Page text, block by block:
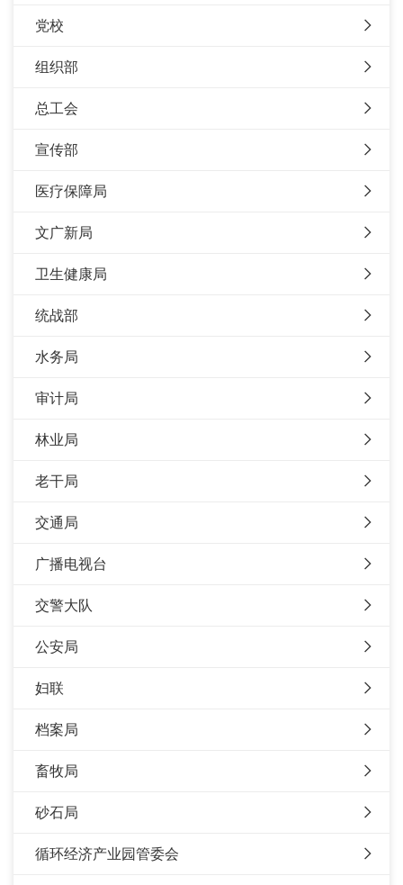
党校
组织部
总工会
宣传部
医疗保障局
文广新局
卫生健康局
统战部
水务局
审计局
林业局
老干局
交通局
广播电视台
交警大队
公安局
妇联
档案局
畜牧局
砂石局
循环经济产业园管委会